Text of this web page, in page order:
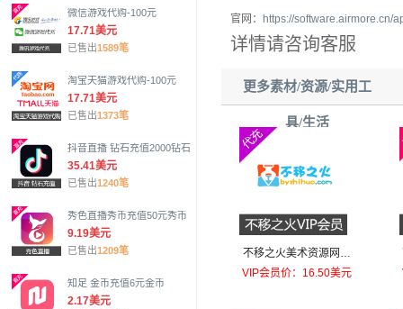
微信游戏代购-100元
17.71美元
已售出1589笔
淘宝天猫游戏代购-100元
17.71美元
已售出1373笔
抖音直播 钻石充值2000钻石
35.41美元
已售出1240笔
秀色直播秀币充值50元秀币
9.19美元
已售出1209笔
知足 金币充值6元金币
2.17美元
官网：
https://software.airmore.cn/
详情请咨询客服
更多素材/资源/实用工
具/生活
不移之火美术资源网画
集VIP
VIP会员价：16.50美元